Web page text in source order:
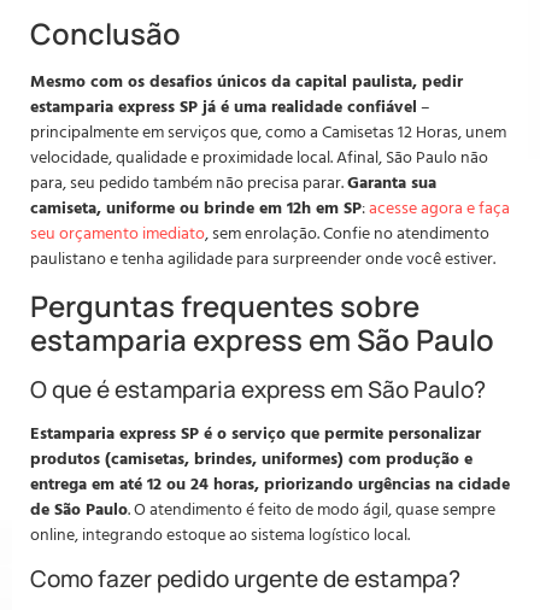
Conclusão
Mesmo com os desafios únicos da capital paulista, pedir
estamparia express SP já é uma realidade confiável –
principalmente em serviços que, como a Camisetas 12 Horas, unem
velocidade, qualidade e proximidade local. Afinal, São Paulo não
para, seu pedido também não precisa parar.Garanta sua
camiseta, uniforme ou brinde em 12h em SP:acesse agora e faça
seu orçamento imediato, sem enrolação. Confie no atendimento
paulistano e tenha agilidade para surpreender onde você estiver.
Perguntas frequentes sobre
estamparia express em São Paulo
O que é estamparia express em São Paulo?
Estamparia express SP é o serviço que permite personalizar
produtos (camisetas, brindes, uniformes) com produção e
entrega em até 12 ou 24 horas, priorizando urgências na cidade
de São Paulo. O atendimento é feito de modo ágil, quase sempre
online, integrando estoque ao sistema logístico local.
Como fazer pedido urgente de estampa?